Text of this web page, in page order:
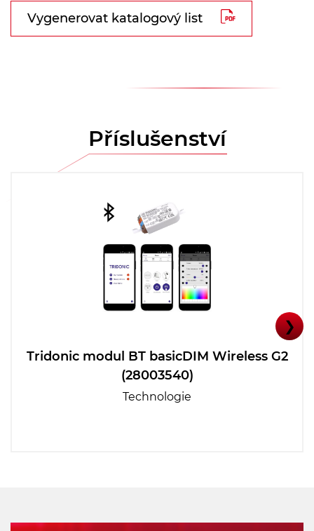
Vygenerovat katalogový list
Příslušenství
Tridonic modul BT basicDIM Wireless G2
(28003540)
Technologie
❯